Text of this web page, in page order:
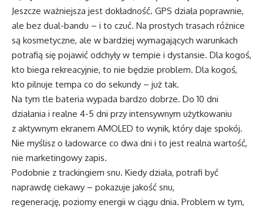
Jeszcze ważniejsza jest dokładność. GPS działa poprawnie,
ale bez dual-bandu – i to czuć. Na prostych trasach różnice
są kosmetyczne, ale w bardziej wymagających warunkach
potrafią się pojawić odchyły w tempie i dystansie. Dla kogoś,
kto biega rekreacyjnie, to nie będzie problem. Dla kogoś,
kto pilnuje tempa co do sekundy – już tak.
Na tym tle bateria wypada bardzo dobrze. Do 10 dni
działania i realne 4-5 dni przy intensywnym użytkowaniu
z aktywnym ekranem AMOLED to wynik, który daje spokój.
Nie myślisz o ładowarce co dwa dni i to jest realna wartość,
nie marketingowy zapis.
Podobnie z trackingiem snu. Kiedy działa, potrafi być
naprawdę ciekawy – pokazuje jakość snu,
regenerację, poziomy energii w ciągu dnia. Problem w tym,